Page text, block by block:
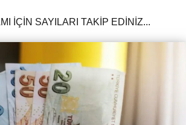
İÇİN SAYILARI TAKİP EDİNİZ...